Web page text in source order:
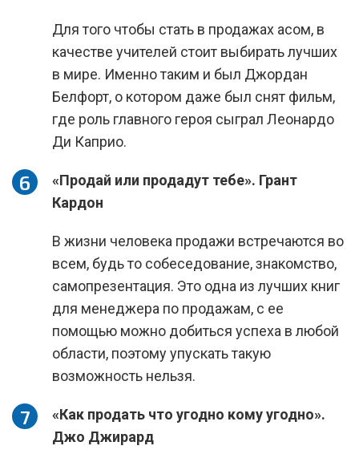
Для того чтобы стать в продажах асом, в
качестве учителей стоит выбирать лучших
в мире. Именно таким и был Джордан
Белфорт, о котором даже был снят фильм,
где роль главного героя сыграл Леонардо
Ди Каприо.
«Продай или продадут тебе». Грант
Кардон
В жизни человека продажи встречаются во
всем, будь то собеседование, знакомство,
самопрезентация. Это одна из лучших книг
для менеджера по продажам, с ее
помощью можно добиться успеха в любой
области, поэтому упускать такую
возможность нельзя.
«Как продать что угодно кому угодно».
Джо Джирард